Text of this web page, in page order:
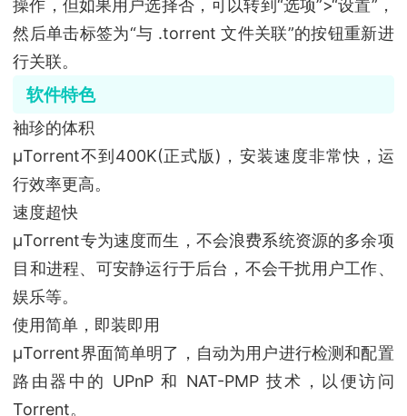
操作，但如果用户选择否，可以转到“选项”>“设置”，
然后单击标签为“与 .torrent 文件关联”的按钮重新进
行关联。
软件特色
袖珍的体积
μTorrent不到400K(正式版)，安装速度非常快，运
行效率更高。
速度超快
μTorrent专为速度而生，不会浪费系统资源的多余项
目和进程、可安静运行于后台，不会干扰用户工作、
娱乐等。
使用简单，即装即用
μTorrent界面简单明了，自动为用户进行检测和配置
路由器中的 UPnP 和 NAT-PMP 技术，以便访问
Torrent。